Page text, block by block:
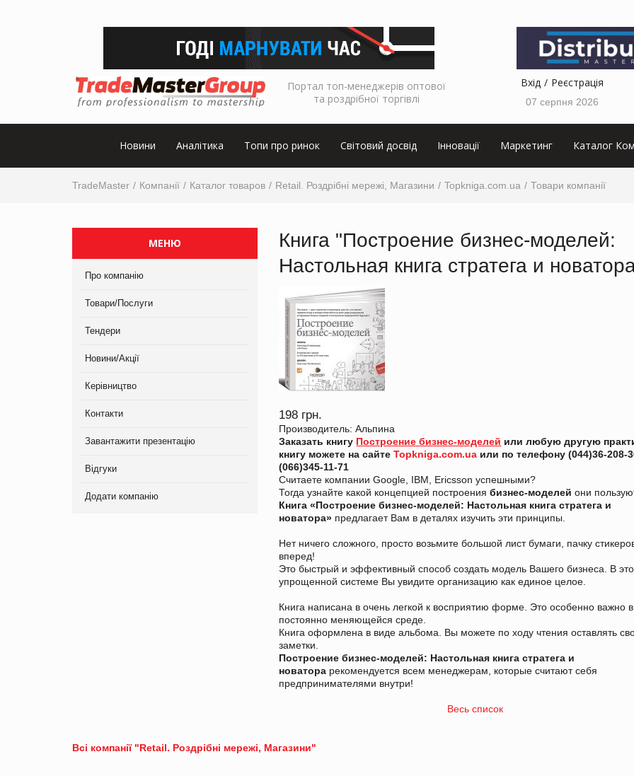
Портал топ-менеджерів оптової
та роздрібної торгівлі
Вхід Реєстрація
07 серпня 2026
Новини Аналітика Топи про ринок Світовий досвід Інновації Маркетинг Каталог
TradeMaster Компанії Каталог товаров Retail. Роздрібні мережі, Магазини Topkniga.com.ua Товари компанії
МЕНЮ
Про компанію
Товари/Послуги
Тендери
Новини/Акції
Керівництво
Контакти
Завантажити презентацію
Відгуки
Додати компанію
Книга "Построение бизнес-моделей:
Настольная книга стратега и
198 грн.
Производитель: Альпина
Заказать книгу Построение бизнес-моделей или любую другую
книгу можете на сайтеTopkniga.com.ua или по телефону (044)36-208-
(066)345-11-71
Считаете компании Google, IBM, Ericsson успешными?
Тогда узнайте какой концепцией построениябизнес-моделейони
Книга «Построение бизнес-моделей: Настольная книга стратега и
новатора» предлагает Вам в деталях изучить эти принципы.
Нет ничего сложного, просто возьмите большой лист бумаги, пачку
вперед!
Это быстрый и эффективный способ создать модель Вашего бизнеса. В
упрощенной системе Вы увидите организацию как единое целое.
Книга написана в очень легкой к восприятию форме. Это особенно важно
постоянно меняющейся среде.
Книга оформлена в виде альбома. Вы можете по ходу чтения оставлять
заметки.
Построение бизнес-моделей: Настольная книга стратега и
новатора рекомендуется всем менеджерам, которые считают себя
предпринимателями внутри!
Весь список
Всі компанії "Retail. Роздрібні мережі, Магазини"